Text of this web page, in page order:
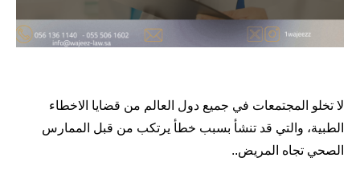
لا تخلو المجتمعات في جميع دول العالم من قضايا الاخطاء
الطبية، والتي قد تنشأ بسبب خطأ يرتكب من قبل الممارس
الصحي تجاه المريض..